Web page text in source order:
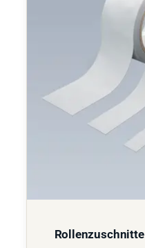
Rollenzuschnitte